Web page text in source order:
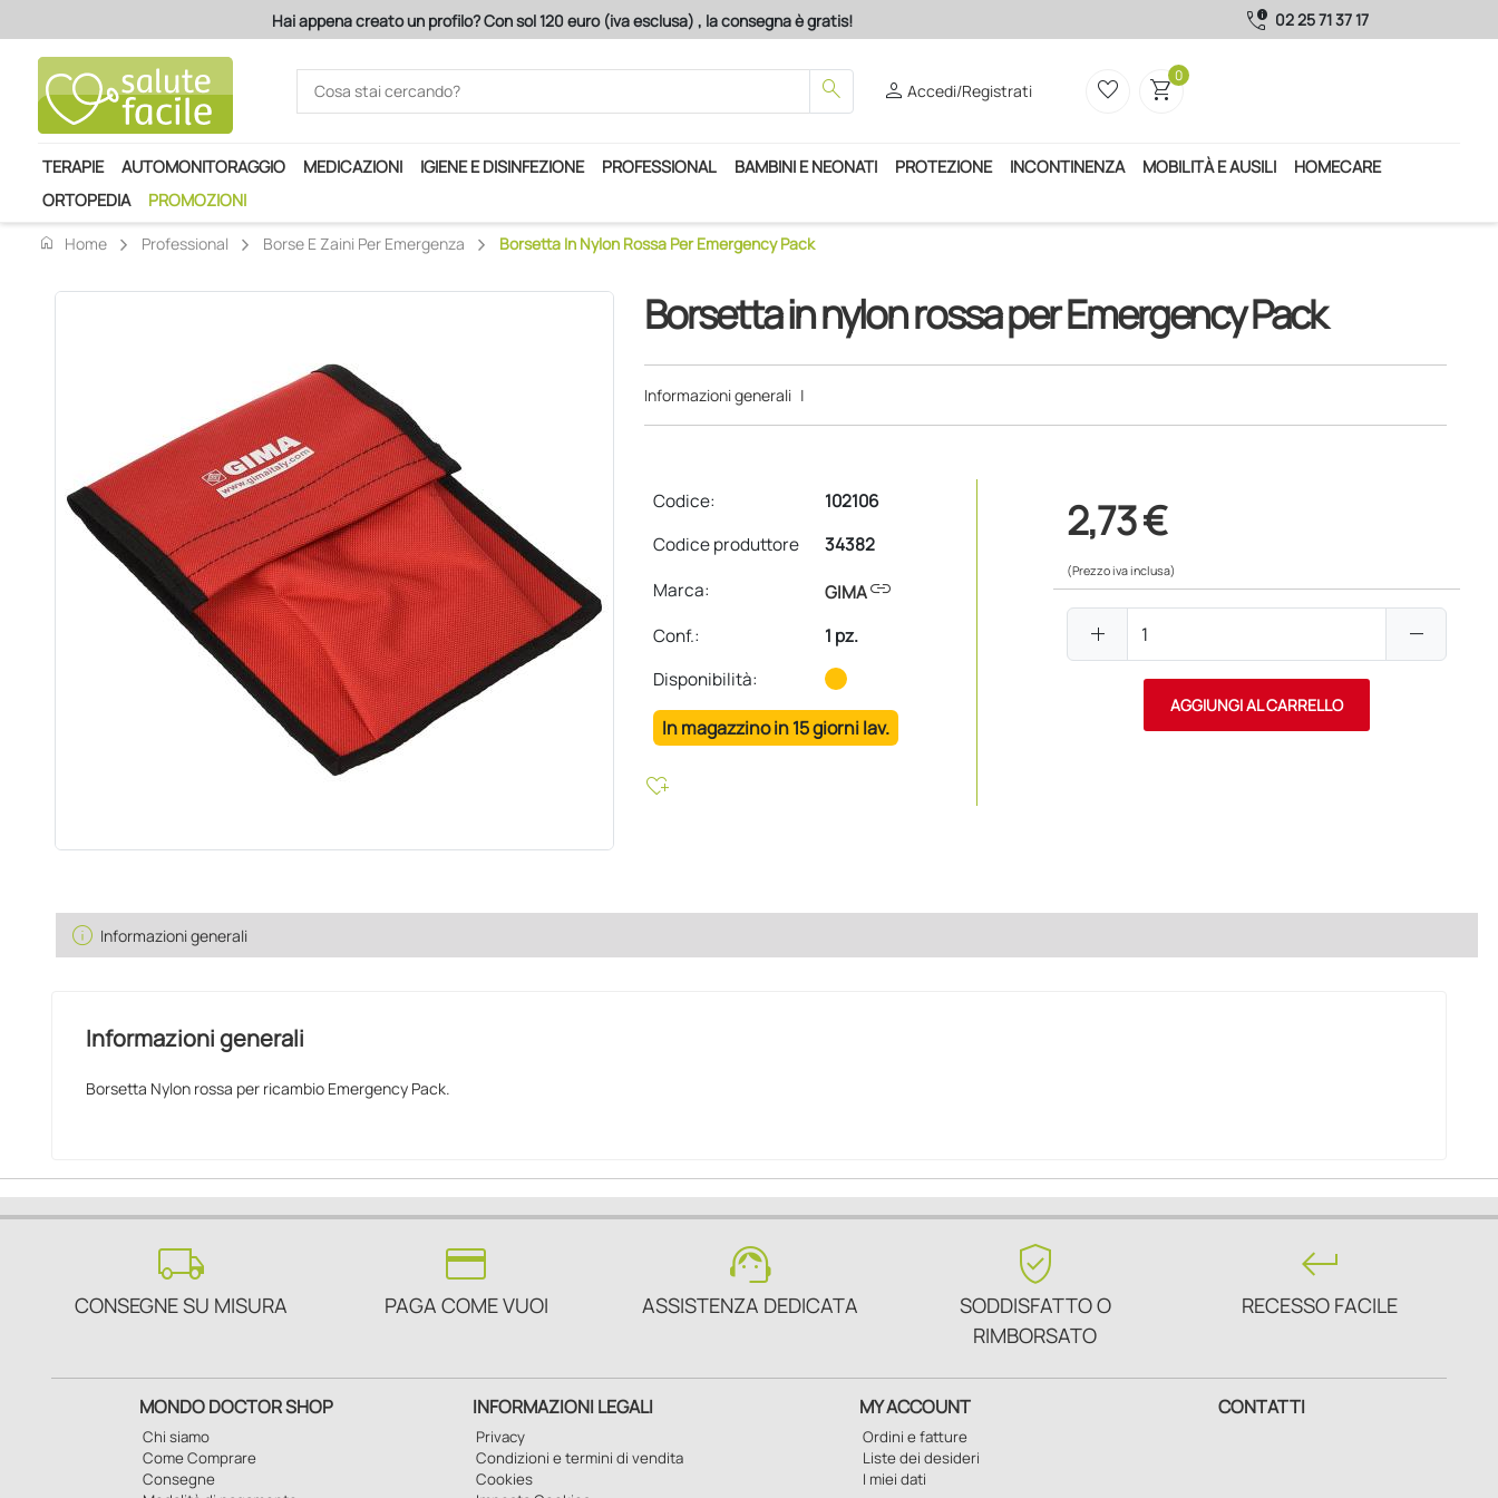
Hai appena creato un profilo? Con sol 120 euro (iva esclusa) , la consegna è gratis! call_quality 02 25 71 37 17
search personAccedi/Registrati favorite_border shopping_cart0
TERAPIE AUTOMONITORAGGIO MEDICAZIONI IGIENE E DISINFEZIONE PROFESSIONAL BAMBINI E NEONATI PROTEZIONE INCONTINENZA MOBILITÀ E AUSILI
HOMECARE
ORTOPEDIA
PROMOZIONI
home
Home Professional Borse E Zaini Per Emergenza Borsetta In Nylon Rossa Per Emergency Pack
Borsetta in nylon rossa per Emergency Pack
Informazioni generali |
Codice:
102106
Codice produttore
34382
Marca:
GIMAlink
Conf.:
1 pz.
Disponibilità:
In magazzino in 15 giorni lav.
heart_plus
2,73 €
(Prezzo iva inclusa)
add remove
AGGIUNGI AL CARRELLO
info Informazioni generali
Informazioni generali
Borsetta Nylon rossa per ricambio Emergency Pack.
local_shipping
CONSEGNE SU MISURA
credit_card
PAGA COME VUOI
support_agent
ASSISTENZA DEDICATA
verified_user
SODDISFATTO O
RIMBORSATO
keyboard_return
RECESSO FACILE
MONDO DOCTOR SHOP
Chi siamo
Come Comprare
Consegne
INFORMAZIONI LEGALI
Privacy
Condizioni e termini di vendita
Cookies
MY ACCOUNT
Ordini e fatture
Liste dei desideri
I miei dati
CONTATTI